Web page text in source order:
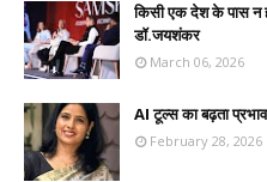
किसी एक देश के पास न
डॉ.जयशंकर
March 06, 2026
AI टूल्स का बढ़ता प्रभाव
February 28, 2026